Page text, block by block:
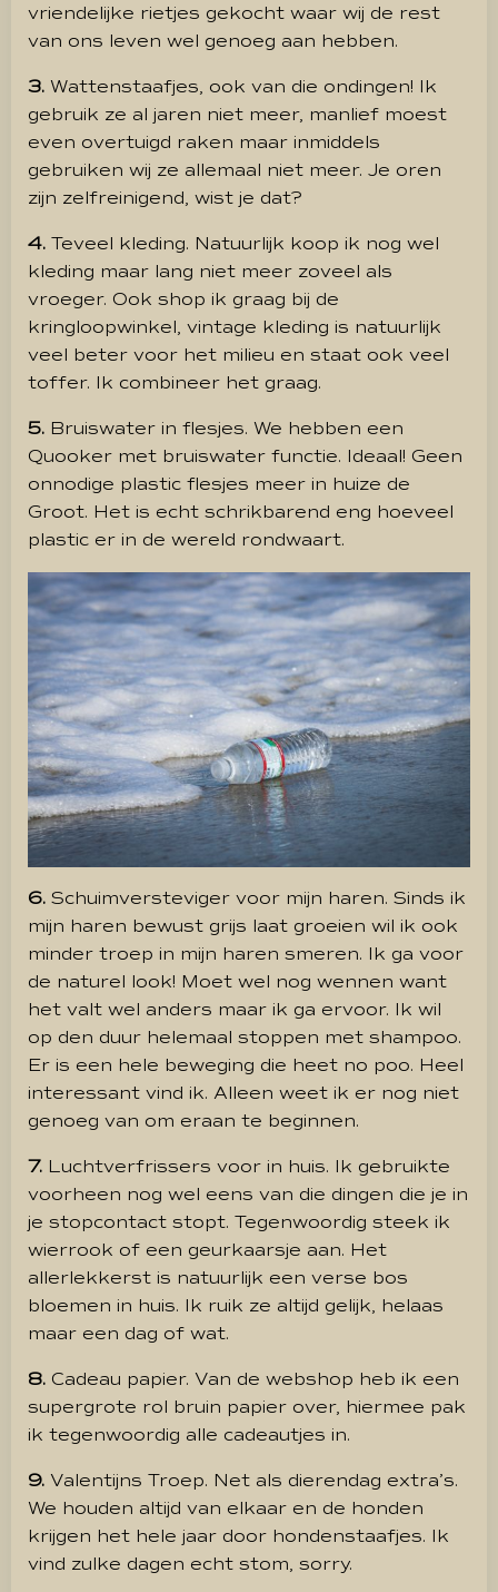
vriendelijke rietjes gekocht waar wij de rest
van ons leven wel genoeg aan hebben.
3. Wattenstaafjes, ook van die ondingen! Ik
gebruik ze al jaren niet meer, manlief moest
even overtuigd raken maar inmiddels
gebruiken wij ze allemaal niet meer. Je oren
zijn zelfreinigend, wist je dat?
4. Teveel kleding. Natuurlijk koop ik nog wel
kleding maar lang niet meer zoveel als
vroeger. Ook shop ik graag bij de
kringloopwinkel, vintage kleding is natuurlijk
veel beter voor het milieu en staat ook veel
toffer. Ik combineer het graag.
5. Bruiswater in flesjes. We hebben een
Quooker met bruiswater functie. Ideaal! Geen
onnodige plastic flesjes meer in huize de
Groot. Het is echt schrikbarend eng hoeveel
plastic er in de wereld rondwaart.
6. Schuimversteviger voor mijn haren. Sinds ik
mijn haren bewust grijs laat groeien wil ik ook
minder troep in mijn haren smeren. Ik ga voor
de naturel look! Moet wel nog wennen want
het valt wel anders maar ik ga ervoor. Ik wil
op den duur helemaal stoppen met shampoo.
Er is een hele beweging die heet no poo. Heel
interessant vind ik. Alleen weet ik er nog niet
genoeg van om eraan te beginnen.
7. Luchtverfrissers voor in huis. Ik gebruikte
voorheen nog wel eens van die dingen die je in
je stopcontact stopt. Tegenwoordig steek ik
wierrook of een geurkaarsje aan. Het
allerlekkerst is natuurlijk een verse bos
bloemen in huis. Ik ruik ze altijd gelijk, helaas
maar een dag of wat.
8. Cadeau papier. Van de webshop heb ik een
supergrote rol bruin papier over, hiermee pak
ik tegenwoordig alle cadeautjes in.
9. Valentijns Troep. Net als dierendag extra’s.
We houden altijd van elkaar en de honden
krijgen het hele jaar door hondenstaafjes. Ik
vind zulke dagen echt stom, sorry.